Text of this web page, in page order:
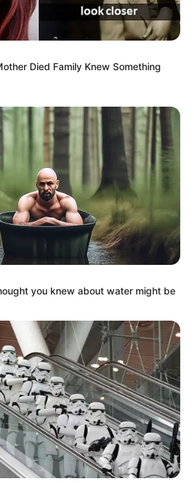
Died Family Knew Something
you knew about water might be